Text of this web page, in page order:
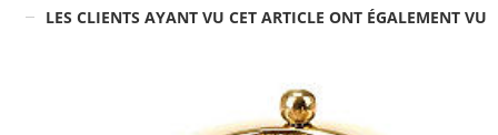
LES CLIENTS AYANT VU CET ARTICLE ONT ÉGALEMENT VU